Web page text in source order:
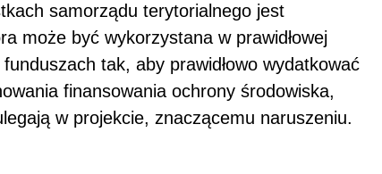
samorządu terytorialnego jest
może być wykorzystana w prawidłowej
tak, aby prawidłowo wydatkować
finansowania ochrony środowiska,
w projekcie, znaczącemu naruszeniu.